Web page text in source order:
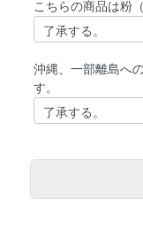
こちらの商品は粉
沖縄、一部離島へ
す。